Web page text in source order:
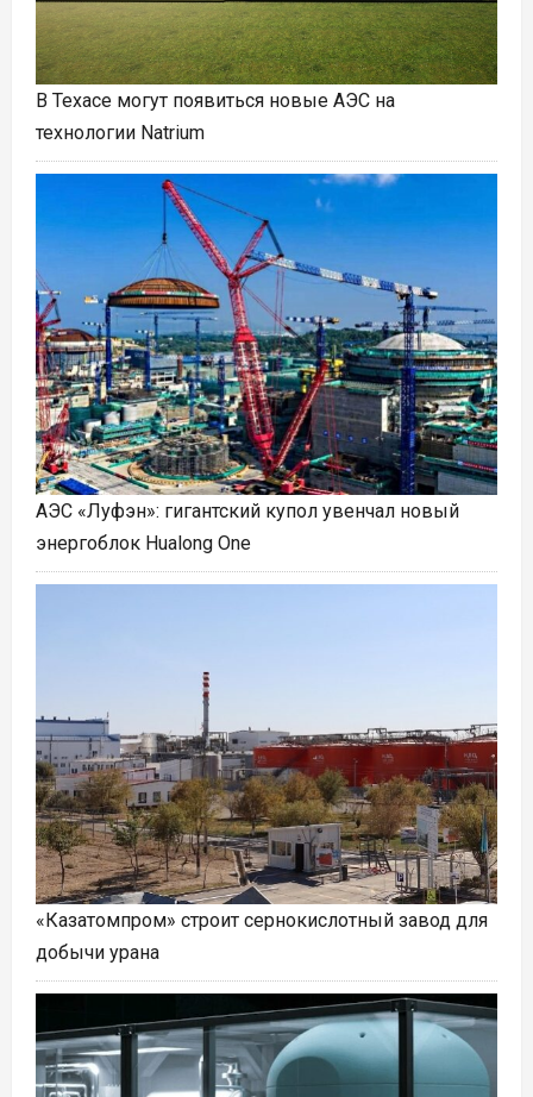
В Техасе могут появиться новые АЭС на
технологии Natrium
АЭС «Луфэн»: гигантский купол увенчал новый
энергоблок Hualong One
«Казатомпром» строит сернокислотный завод для
добычи урана